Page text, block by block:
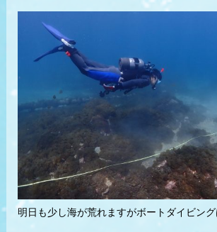
明日も少し海が荒れますがボートダイビング